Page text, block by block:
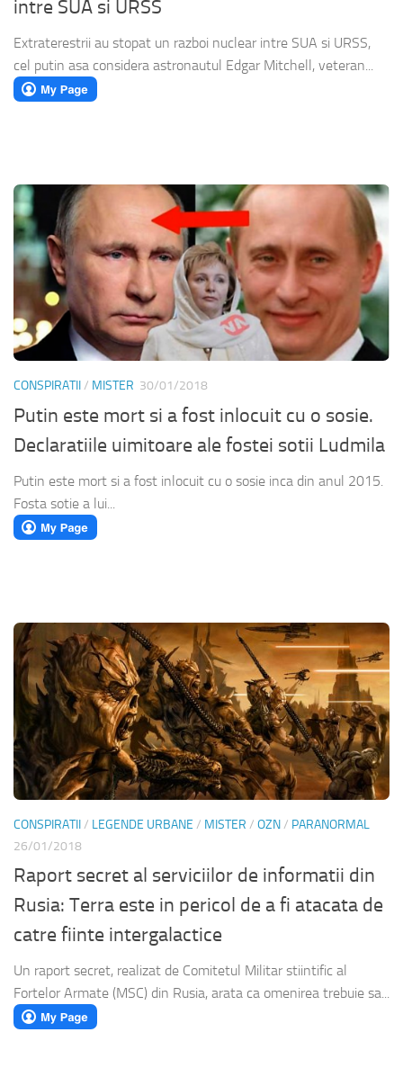
intre SUA si URSS
Extraterestrii au stopat un razboi nuclear intre SUA si URSS,
cel putin asa considera astronautul Edgar Mitchell, veteran...
CONSPIRATII/ MISTER 30/01/2018
Putin este mort si a fost inlocuit cu o sosie.
Declaratiile uimitoare ale fostei sotii Ludmila
Putin este mort si a fost inlocuit cu o sosie inca din anul 2015.
Fosta sotie a lui...
CONSPIRATII/ LEGENDE URBANE / MISTER / OZN/ PARANORMAL
26/01/2018
Raport secret al serviciilor de informatii din
Rusia: Terra este in pericol de a fi atacata de
catre fiinte intergalactice
Un raport secret, realizat de Comitetul Militar stiintific al
Fortelor Armate (MSC) din Rusia, arata ca omenirea trebuie sa...